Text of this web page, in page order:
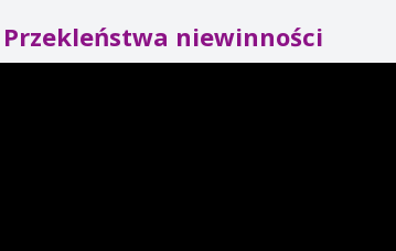
Przekleństwa niewinności